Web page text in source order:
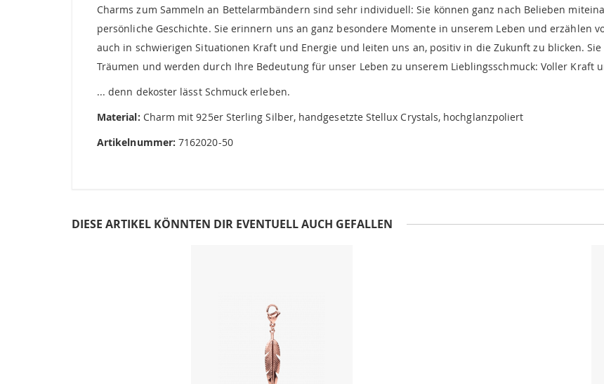
Charms zum Sammeln an Bettelarmbändern sind sehr individuell: Sie können ganz nach Belieben
persönliche Geschichte. Sie erinnern uns an ganz besondere Momente in unserem Leben und erzählen
auch in schwierigen Situationen Kraft und Energie und leiten uns an, positiv in die Zukunft zu blicken.
Träumen und werden durch Ihre Bedeutung für unser Leben zu unserem Lieblingsschmuck: Voller Kraft
... denn dekoster lässt Schmuck erleben.
Material: Charm mit 925er Sterling Silber, handgesetzte Stellux Crystals, hochglanzpoliert
Artikelnummer:7162020-50
DIESE ARTIKEL KÖNNTEN DIR EVENTUELL AUCH GEFALLEN